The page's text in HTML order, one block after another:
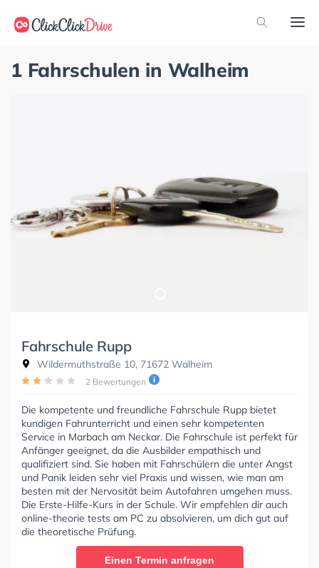
1 Fahrschulen in Walheim
Fahrschule Rupp
Wildermuthstraße 10, 71672 Walheim
2 Bewertungen
Die kompetente und freundliche Fahrschule Rupp bietet
kundigen Fahrunterricht und einen sehr kompetenten
Service in Marbach am Neckar. Die Fahrschule ist perfekt für
Anfänger geeignet, da die Ausbilder empathisch und
qualifiziert sind. Sie haben mit Fahrschülern die unter Angst
und Panik leiden sehr viel Praxis und wissen, wie man am
besten mit der Nervosität beim Autofahren umgehen muss.
Die Erste-Hilfe-Kurs in der Schule. Wir empfehlen dir auch
online-theorie tests am PC zu absolvieren, um dich gut auf
die theoretische Prüfung.
Einen Termin anfragen